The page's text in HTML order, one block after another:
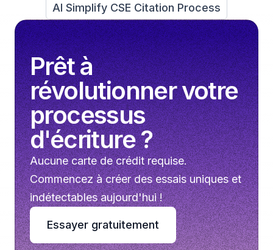
AI Simplify CSE Citation Process
Prêt à
révolutionner votre
processus
d'écriture ?
Aucune carte de crédit requise.
Commencez à créer des essais uniques et
indétectables aujourd'hui !
Essayer gratuitement